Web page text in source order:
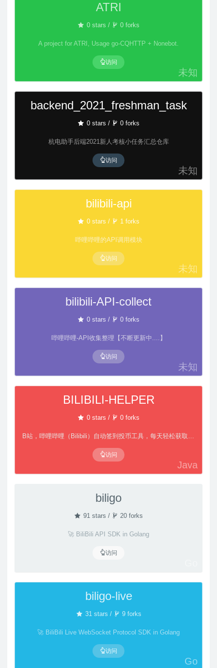
未知
ATRI
0 stars / 0 forks
A project for ATRI, Usage go-CQHTTP + Nonebot.
访问
未知
backend_2021_freshman_task
0 stars / 0 forks
杭电助手后端2021新人考核小任务汇总仓库
访问
未知
bilibili-api
0 stars / 1 forks
哔哩哔哩的API调用模块
访问
未知
bilibili-API-collect
0 stars / 0 forks
哔哩哔哩-API收集整理【不断更新中....】
访问
Java
BILIBILI-HELPER
0 stars / 0 forks
B站，哔哩哔哩（Bilibili）自动签到投币工具，每天轻松获取65经验值，支持每日自动投币，银瓜子兑换硬币，领取大会员福利，大会员月底给自己充电等功能。呐！赶快和我一起成为Lv6吧！
访问
biligo
91 stars / 20 forks
🚀 BiliBili API SDK in Golang
访问
Go
biligo-live
31 stars / 9 forks
🚀 BiliBili Live WebSocket Protocol SDK in Golang
访问